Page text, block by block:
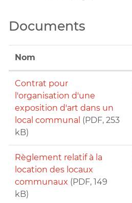
Documents
Nom
Contrat pour
l'organisation d'une
exposition d'art dans un
local communal (PDF, 253
kB)
Règlement relatif à la
location des locaux
communaux (PDF, 149
kB)